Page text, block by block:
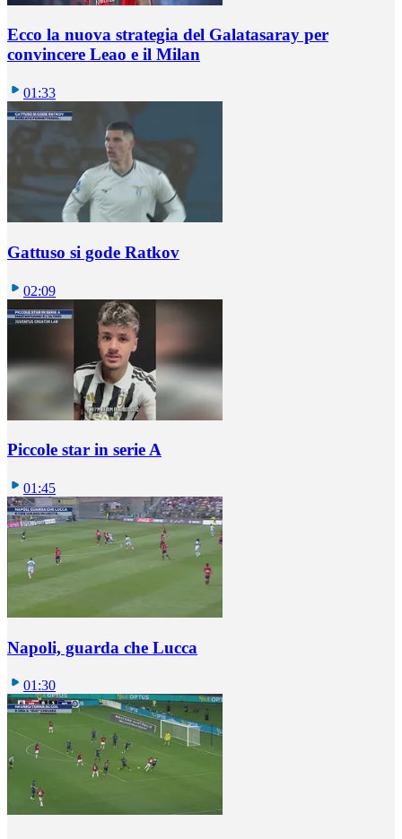
Ecco la nuova strategia del Galatasaray per
convincere Leao e il Milan
01:33
Gattuso si gode Ratkov
02:09
Piccole star in serie A
01:45
Napoli, guarda che Lucca
01:30